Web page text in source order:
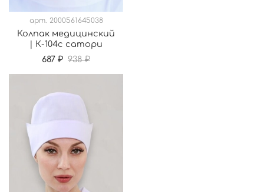
арт. 2000561645038
Колпак медицинский
| К-104с сатори
687 ₽ 938 ₽